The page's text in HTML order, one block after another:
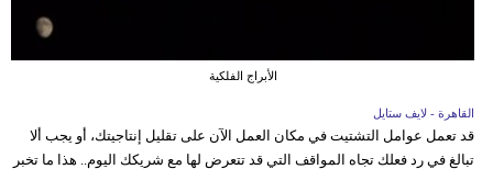
الأبراج الفلكية
القاهرة - لايف ستايل
قد تعمل عوامل التشتيت في مكان العمل الآن على تقليل إنتاجيتك، أو يجب ألا
تبالغ في رد فعلك تجاه المواقف التي قد تتعرض لها مع شريكك اليوم.. هذا ما تخبر